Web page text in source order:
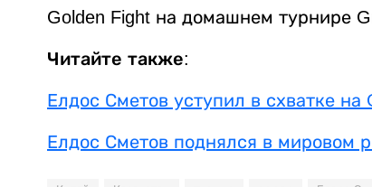
Golden Fight на домашнем турнире
Читайте также:
Елдос Сметов уступил в схватке
Елдос Сметов поднялся в мировом